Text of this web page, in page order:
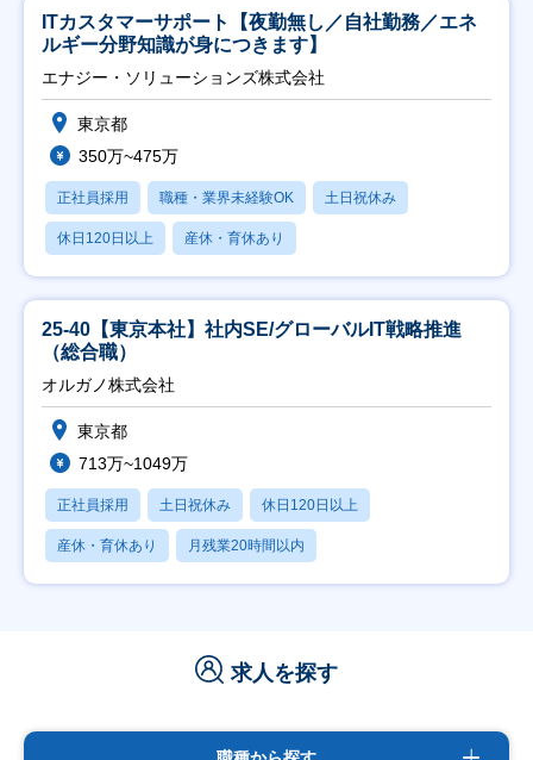
ITカスタマーサポート【夜勤無し／自社勤務／エネ
ルギー分野知識が身につきます】
エナジー・ソリューションズ株式会社
東京都
350万~475万
正社員採用 職種・業界未経験OK 土日祝休み
休日120日以上 産休・育休あり
25-40【東京本社】社内SE/グローバルIT戦略推進
（総合職）
オルガノ株式会社
東京都
713万~1049万
正社員採用 土日祝休み 休日120日以上
産休・育休あり 月残業20時間以内
求人を探す